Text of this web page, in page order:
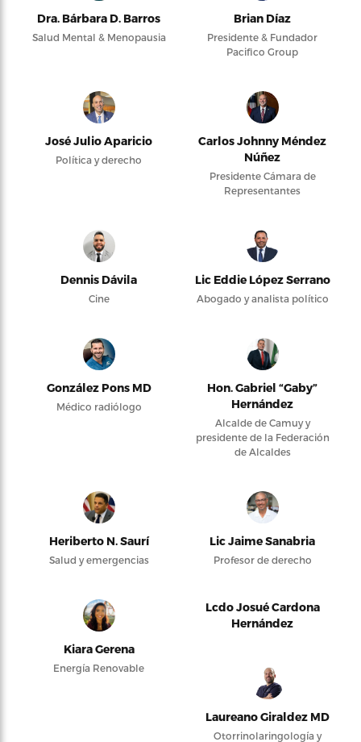
Dra. Bárbara D. Barros
Salud Mental & Menopausia
Brian Díaz
Presidente & Fundador
Pacifico Group
José Julio Aparicio
Política y derecho
Carlos Johnny Méndez
Núñez
Presidente Cámara de
Representantes
Dennis Dávila
Cine
Lic Eddie López Serrano
Abogado y analista político
González Pons MD
Médico radiólogo
Hon. Gabriel “Gaby”
Hernández
Alcalde de Camuy y
presidente de la Federación
de Alcaldes
Heriberto N. Saurí
Salud y emergencias
Lic Jaime Sanabria
Profesor de derecho
Kiara Gerena
Energía Renovable
Lcdo Josué Cardona
Hernández
Laureano Giraldez MD
Otorrinolaringología y